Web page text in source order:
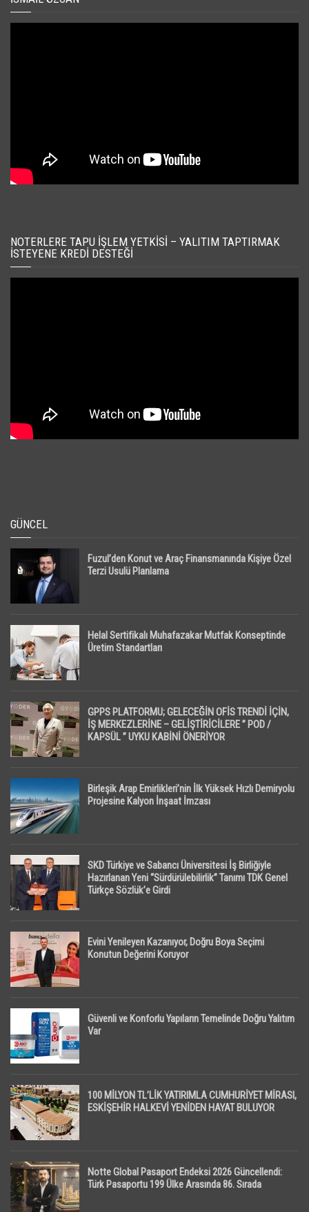
NOTERLERE TAPU İŞLEM YETKISI – YALITIM TAPTIRMAK
İSTEYENE KREDI DESTEĞI
GÜNCEL
Fuzul’den Konut ve Araç Finansmanında Kişiye Özel
Terzi Usulü Planlama
Helal Sertifikalı Muhafazakar Mutfak Konseptinde
Üretim Standartları
GPPS PLATFORMU; GELECEĞİN OFİS TRENDİ İÇİN,
İŞ MERKEZLERİNE – GELİŞTİRİCİLERE ” POD /
KAPSÜL ” UYKU KABİNİ ÖNERİYOR
Birleşik Arap Emirlikleri’nin İlk Yüksek Hızlı Demiryolu
Projesine Kalyon İnşaat İmzası
SKD Türkiye ve Sabancı Üniversitesi İş Birliğiyle
Hazırlanan Yeni “Sürdürülebilirlik” Tanımı TDK Genel
Türkçe Sözlük’e Girdi
Evini Yenileyen Kazanıyor, Doğru Boya Seçimi
Konutun Değerini Koruyor
Güvenli ve Konforlu Yapıların Temelinde Doğru Yalıtım
Var
100 MİLYON TL’LİK YATIRIMLA CUMHURİYET MİRASI,
ESKİŞEHİR HALKEVİ YENİDEN HAYAT BULUYOR
Notte Global Pasaport Endeksi 2026 Güncellendi:
Türk Pasaportu 199 Ülke Arasında 86. Sırada